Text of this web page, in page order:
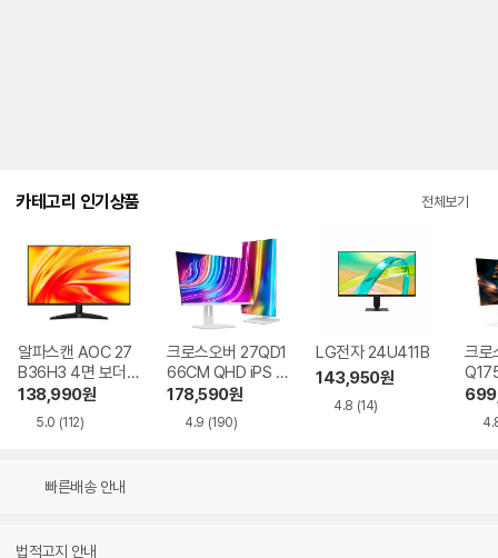
카테고리 인기상품 전체보기
알파스캔 AOC 27
B36H3 4면 보더리
스 IPS 120 시력보
호 무결점
138,990원
5.0 (112)
크로스오버 27QD1
66CM QHD iPS U
SB-C 화이트 Ai 멀
티스탠드
178,590원
4.9 (190)
LG전자 24U411B
143,950원
4.8 (14)
크로
Ai
빠른배송 안내
법적고지 안내